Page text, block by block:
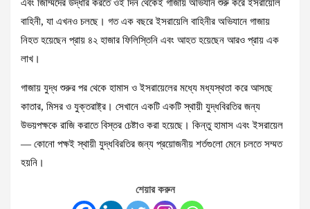
এবং জিম্মিদের উদ্ধার করতে ওই দিন থেকেই গাজায় অভিযান শুরু করে ইসরায়েলি
বাহিনী, যা এখনও চলছে। গত এক বছরে ইসরায়েলি বাহিনীর অভিযানে গাজায়
নিহত হয়েছেন প্রায় ৪২ হাজার ফিলিস্তিনি এবং আহত হয়েছেন আরও প্রায় এক
লাখ।
গাজায় যুদ্ধ শুরুর পর থেকে হামাস ও ইসরায়েলের মধ্যে মধ্যস্থতা করে আসছে
কাতার, মিসর ও যুক্তরাষ্ট্র। সেখানে একটি একটি স্থায়ী যুদ্ধবিরতির জন্য
উভয়পক্ষকে রাজি করাতে বিস্তর চেষ্টাও করা হয়েছে। কিন্তু হামাস এবং ইসরায়েল
— কোনো পক্ষই স্থায়ী যুদ্ধবিরতির জন্য প্রয়োজনীয় শর্তগুলো মেনে চলতে সম্মত
হয়নি।
শেয়ার করুন